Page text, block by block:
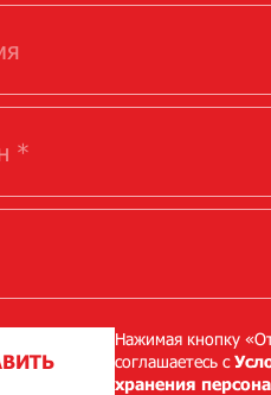
Нажимая кнопку
соглашаетесь с
хранения